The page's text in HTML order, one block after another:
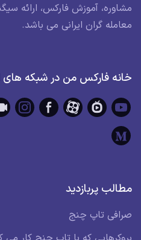
آموزش فارکس، ارائه سیگنال
گران ایرانی می باشد.
فارکس من در شبکه های
پربازدید
تاپ چنج